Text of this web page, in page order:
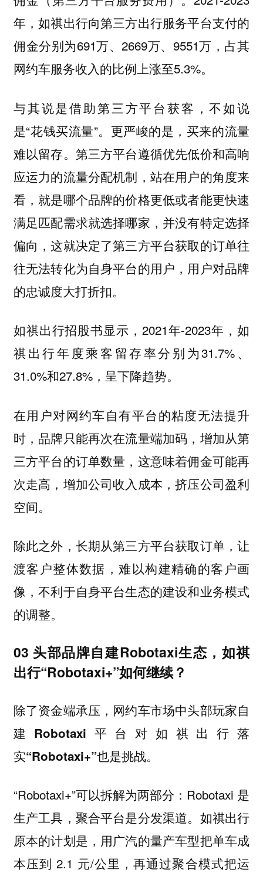
年，如祺出行向第三方出行服务平台支付的
佣金分别为691万、2669万、9551万，占其
网约车服务收入的比例上涨至5.3%。
与其说是借助第三方平台获客，不如说
是“花钱买流量”。更严峻的是，买来的流量
难以留存。第三方平台遵循优先低价和高响
应运力的流量分配机制，站在用户的角度来
看，就是哪个品牌的价格更低或者能更快速
满足匹配需求就选择哪家，并没有特定选择
偏向，这就决定了第三方平台获取的订单往
往无法转化为自身平台的用户，用户对品牌
的忠诚度大打折扣。
如祺出行招股书显示，2021年-2023年，如
祺出行年度乘客留存率分别为31.7%、
31.0%和27.8%，呈下降趋势。
在用户对网约车自有平台的粘度无法提升
时，品牌只能再次在流量端加码，增加从第
三方平台的订单数量，这意味着佣金可能再
次走高，增加公司收入成本，挤压公司盈利
空间。
除此之外，长期从第三方平台获取订单，让
渡客户整体数据，难以构建精确的客户画
像，不利于自身平台生态的建设和业务模式
的调整。
03 头部品牌自建Robotaxi生态，如祺
出行“Robotaxi+”如何继续？
除了资金端承压，网约车市场中头部玩家自
建Robotaxi平台对如祺出行落
实“Robotaxi+”也是挑战。
“Robotaxi+”可以拆解为两部分：Robotaxi 是
生产工具，聚合平台是分发渠道。如祺出行
原本的计划是，用广汽的量产车型把单车成
本压到 2.1 元/公里，再通过聚合模式把运